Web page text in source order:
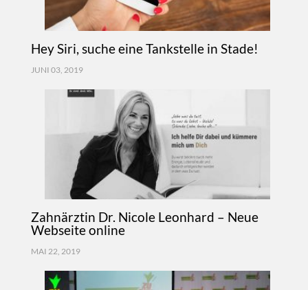
Hey Siri, suche eine Tankstelle in Stade!
JUNI 03, 2019
Zahnärztin Dr. Nicole Leonhard – Neue
Webseite online
MAI 22, 2019